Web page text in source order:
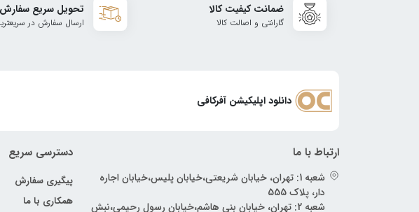
ضمانت کیفیت کالا
گارانتی و اصالت کالا
تحویل سریع سفارش
ارسال سفارش در
دانلود اپلیکیشن آفرکافی
ارتباط با ما
شعبه 1: تهران، خیابان شریعتی،خیابان پلیس،خیابان اجاره
دار، پلاک 555
شعبه 2: تهران، خیابان بنی هاشم،خیابان رسول رحیمی،نبش
دسترسی سریع
پیگیری سفارش
همکاری با ما